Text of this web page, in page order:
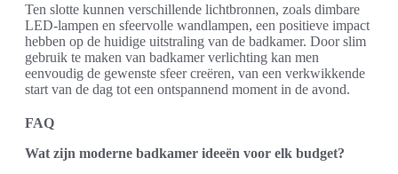
Ten slotte kunnen verschillende lichtbronnen, zoals dimbare
LED-lampen en sfeervolle wandlampen, een positieve impact
hebben op de huidige uitstraling van de badkamer. Door slim
gebruik te maken van badkamer verlichting kan men
eenvoudig de gewenste sfeer creëren, van een verkwikkende
start van de dag tot een ontspannend moment in de avond.
FAQ
Wat zijn moderne badkamer ideeën voor elk budget?